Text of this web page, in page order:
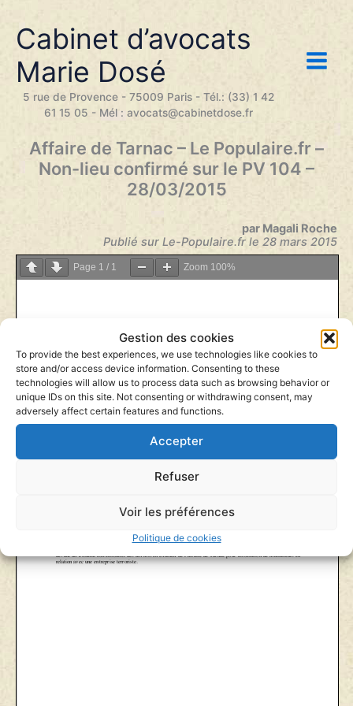
Gestion des cookies
To provide the best experiences, we use technologies like cookies to
store and/or access device information. Consenting to these
technologies will allow us to process data such as browsing behavior or
unique IDs on this site. Not consenting or withdrawing consent, may
adversely affect certain features and functions.
Accepter
Refuser
Voir les préférences
Politique de cookies
contenu
Cabinet d’avocats
Marie Dosé
5 rue de Provence - 75009 Paris - Tél.: (33) 1 42
61 15 05 - Mél : avocats@cabinetdose.fr
Affaire de Tarnac – Le Populaire.fr –
Non-lieu confirmé sur le PV 104 –
28/03/2015
par Magali Roche
Publié sur Le-Populaire.fr le 28 mars 2015
Page 1 / 1 Zoom 100%